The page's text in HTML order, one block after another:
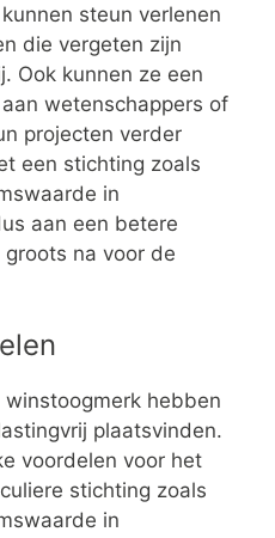
steun verlenen
die vergeten zijn
Ook kunnen ze een
wetenschappers of
projecten verder
een stichting zoals
in
aan een betere
na voor de
hebben
plaatsvinden.
voordelen voor het
stichting zoals
in